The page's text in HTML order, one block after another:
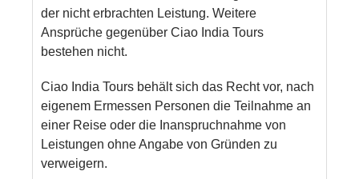
der nicht erbrachten Leistung. Weitere
Ansprüche gegenüber Ciao India Tours
bestehen nicht.
Ciao India Tours behält sich das Recht vor, nach
eigenem Ermessen Personen die Teilnahme an
einer Reise oder die Inanspruchnahme von
Leistungen ohne Angabe von Gründen zu
verweigern.